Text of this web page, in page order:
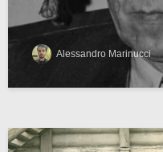
Alessandro Marinucci